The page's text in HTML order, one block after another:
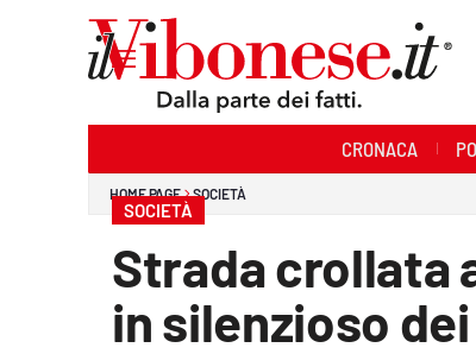
CRONACA
HOME PAGE SOCIETÀ
SOCIETÀ
Strada crollata
in silenzioso